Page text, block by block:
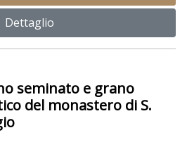
Dettaglio
seminato e grano
del monastero di S.